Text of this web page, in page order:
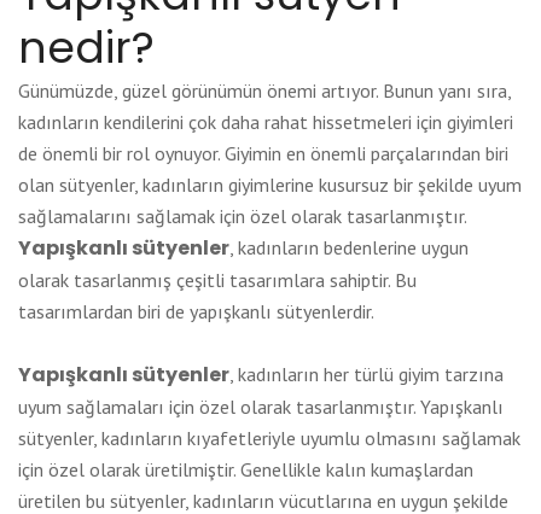
nedir?
Günümüzde, güzel görünümün önemi artıyor. Bunun yanı sıra,
kadınların kendilerini çok daha rahat hissetmeleri için giyimleri
de önemli bir rol oynuyor. Giyimin en önemli parçalarından biri
olan sütyenler, kadınların giyimlerine kusursuz bir şekilde uyum
sağlamalarını sağlamak için özel olarak tasarlanmıştır.
Yapışkanlı sütyenler, kadınların bedenlerine uygun
olarak tasarlanmış çeşitli tasarımlara sahiptir. Bu
tasarımlardan biri de yapışkanlı sütyenlerdir.
Yapışkanlı sütyenler, kadınların her türlü giyim tarzına
uyum sağlamaları için özel olarak tasarlanmıştır. Yapışkanlı
sütyenler, kadınların kıyafetleriyle uyumlu olmasını sağlamak
için özel olarak üretilmiştir. Genellikle kalın kumaşlardan
üretilen bu sütyenler, kadınların vücutlarına en uygun şekilde